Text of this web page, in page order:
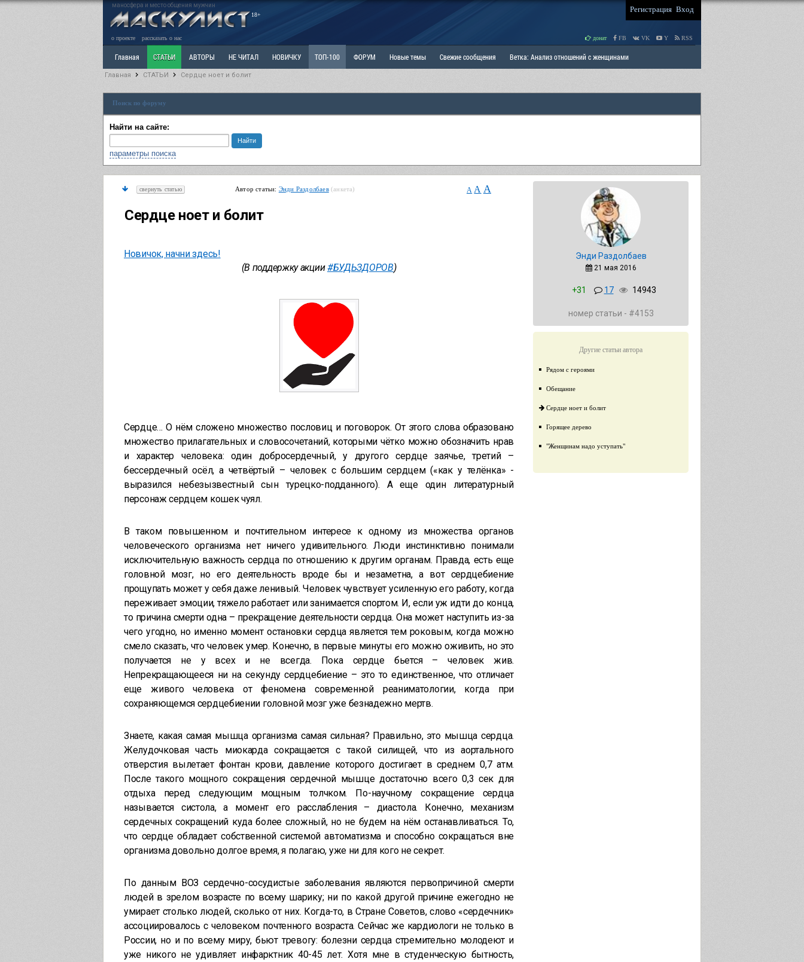
маносфера и место общения мужчин
18+
Регистрация Вход
о проекте рассказать о нас донат FB VK Y RSS
Главная СТАТЬИ АВТОРЫ НЕ ЧИТАЛ НОВИЧКУ ТОП-100 ФОРУМ Новые темы Свежие сообщения Ветка: Анализ отношений с женщинами
Ветка: Расстаюсь или Развожусь. САНЧАС
РАЗДЕЛ: Разное
Главная СТАТЬИ Сердце ноет и болит
Поиск по форуму
Найти на сайте:
параметры поиска
свернуть статью Автор статьи: Энди Раздолбаев (анкета) A A A
Сердце ноет и болит
Новичок, начни здесь!
(В поддержку акции#БУДЬЗДОРОВ)
Сердце… О нём сложено множество пословиц и поговорок. От этого слова образовано
множество прилагательных и словосочетаний, которыми чётко можно обозначить нрав
и характер человека: один добросердечный, у другого сердце заячье, третий –
бессердечный осёл, а четвёртый – человек с большим сердцем («как у телёнка» -
выразился небезызвестный сын турецко-подданного). А еще один литературный
персонаж сердцем кошек чуял.
В таком повышенном и почтительном интересе к одному из множества органов
человеческого организма нет ничего удивительного. Люди инстинктивно понимали
исключительную важность сердца по отношению к другим органам. Правда, есть еще
головной мозг, но его деятельность вроде бы и незаметна, а вот сердцебиение
прощупать может у себя даже ленивый. Человек чувствует усиленную его работу, когда
переживает эмоции, тяжело работает или занимается спортом. И, если уж идти до конца,
то причина смерти одна – прекращение деятельности сердца. Она может наступить из-за
чего угодно, но именно момент остановки сердца является тем роковым, когда можно
смело сказать, что человек умер. Конечно, в первые минуты его можно оживить, но это
получается не у всех и не всегда. Пока сердце бьется – человек жив.
Непрекращающееся ни на секунду сердцебиение – это то единственное, что отличает
еще живого человека от феномена современной реаниматологии, когда при
сохраняющемся сердцебиении головной мозг уже безнадежно мертв.
Знаете, какая самая мышца организма самая сильная? Правильно, это мышца сердца.
Желудочковая часть миокарда сокращается с такой силищей, что из аортального
отверстия вылетает фонтан крови, давление которого достигает в среднем 0,7 атм.
После такого мощного сокращения сердечной мышце достаточно всего 0,3 сек для
отдыха перед следующим мощным толчком. По-научному сокращение сердца
называется систола, а момент его расслабления – диастола. Конечно, механизм
сердечных сокращений куда более сложный, но не будем на нём останавливаться. То,
что сердце обладает собственной системой автоматизма и способно сокращаться вне
организма довольно долгое время, я полагаю, уже ни для кого не секрет.
По данным ВОЗ сердечно-сосудистые заболевания являются первопричиной смерти
людей в зрелом возрасте по всему шарику; ни по какой другой причине ежегодно не
умирает столько людей, сколько от них. Когда-то, в Стране Советов, слово «сердечник»
ассоциировалось с человеком почтенного возраста. Сейчас же кардиологи не только в
России, но и по всему миру, бьют тревогу: болезни сердца стремительно молодеют и
уже никого не удивляет инфарктник 40-45 лет. Хотя мне в студенческую бытность,
Энди Раздолбаев
21 мая 2016
+31 17 14943
номер статьи - #4153
Другие статьи автора
Рядом с героями
Обещание
Сердце ноет и болит
Горящее дерево
"Женщинам надо уступать"